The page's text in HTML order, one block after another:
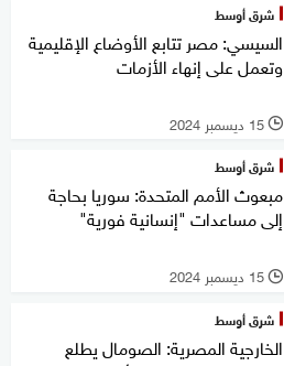
شرق أوسط
السيسي: مصر تتابع الأوضاع الإقليمية
وتعمل على إنهاء الأزمات
l 15 ديسمبر 2024
شرق أوسط
مبعوث الأمم المتحدة: سوريا بحاجة
إلى مساعدات "إنسانية فورية"
l 15 ديسمبر 2024
شرق أوسط
الخارجية المصرية: الصومال يطلع